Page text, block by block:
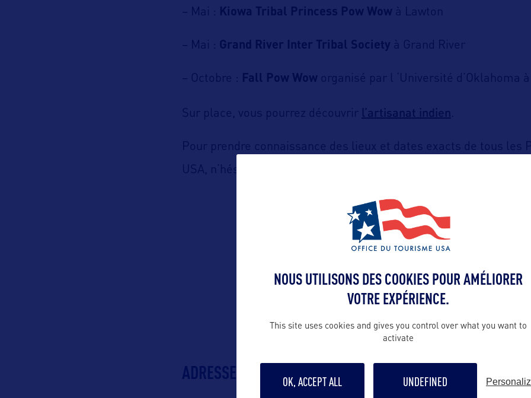
– Mai : Kiowa Tribal Princess Pow Wow à Lawton
– Mai : Grand River Inter Tribal Society à Grand River
– Octobre : Fall Pow Wow organisé par l ‘Université d’Oklahoma
Sur place, vous pourrez découvrir l’artisanat indien .
Pour prendre connaissance des lieux et dates exacts de tous les
USA, n’hésitez pas à consulter le site internet officiel
ALLEZ PLUS LOIN
ADRESSES
NOUS UTILISONS DES COOKIES POUR AMÉLIORER
VOTRE EXPÉRIENCE.
This site uses cookies and gives you control over what you want to
activate
OK, ACCEPT ALL UNDEFINED